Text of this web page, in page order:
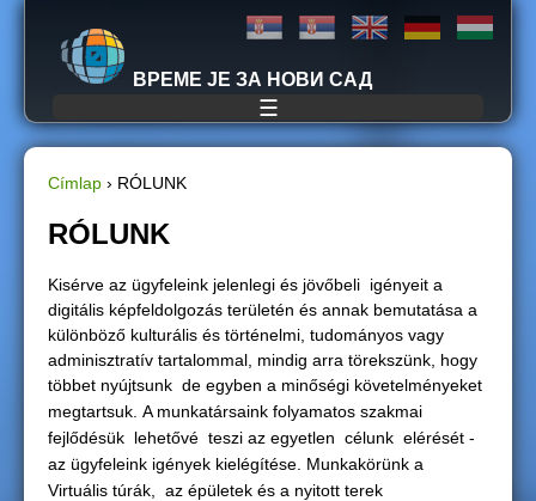
Jump to navigation
ВРЕМЕ ЈЕ ЗА НОВИ САД
☰
J
l
e
n
l
Címlap › RÓLUNK
RÓLUNK
Kisérve az ügyfeleink jelenlegi és jövőbeli igényeit a
digitális képfeldolgozás területén és annak bemutatása a
különböző kulturális és történelmi, tudományos vagy
adminisztratív tartalommal, mindig arra törekszünk, hogy
többet nyújtsunk de egyben a minőségi követelményeket
megtartsuk. A munkatársaink folyamatos szakmai
fejlődésük lehetővé teszi az egyetlen célunk elérését -
az ügyfeleink igények kielégítése. Munkakörünk a
Virtuális túrák, az épületek és a nyitott terek